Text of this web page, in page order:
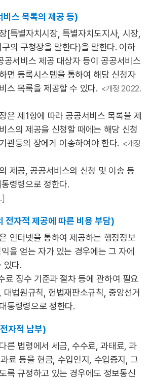
스 목록의 제공 등)
[특별자치시장, 특별자치도지사, 시장,
의 구청장을 말한다)을 말한다. 이하
공서비스 제공 대상자 등이 공공서비스
면 등록시스템을 통하여 해당 신청자
스 목록을 제공할 수 있다. <개정 2022.
은 제1항에 따라 공공서비스 목록을 제
스의 제공을 신청할 때에는 해당 신청
관등의 장에게 이송하여야 한다. <개정
제공, 공공서비스의 신청 및 이송 등
령령으로 정한다.
전자적 제공에 따른 비용 부담)
인터넷을 통하여 제공하는 행정정보
을 얻는 자가 있는 경우에는 그 자에
있다.
료 징수 기준과 절차 등에 관하여 필요
법원규칙, 헌법재판소규칙, 중앙선거
통령령으로 정한다.
자적 납부)
른 법령에서 세금, 수수료, 과태료, 과
료 등을 현금, 수입인지, 수입증지, 그
록 규정하고 있는 경우에도 정보통신